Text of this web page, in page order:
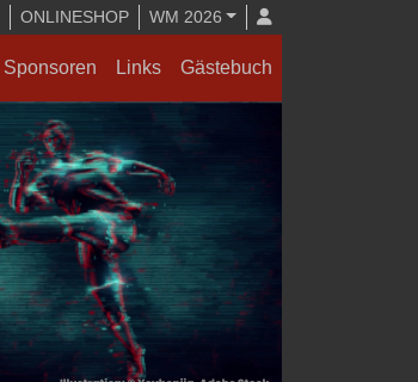
ONLINESHOP WM 2026
Sponsoren Links Gästebuch